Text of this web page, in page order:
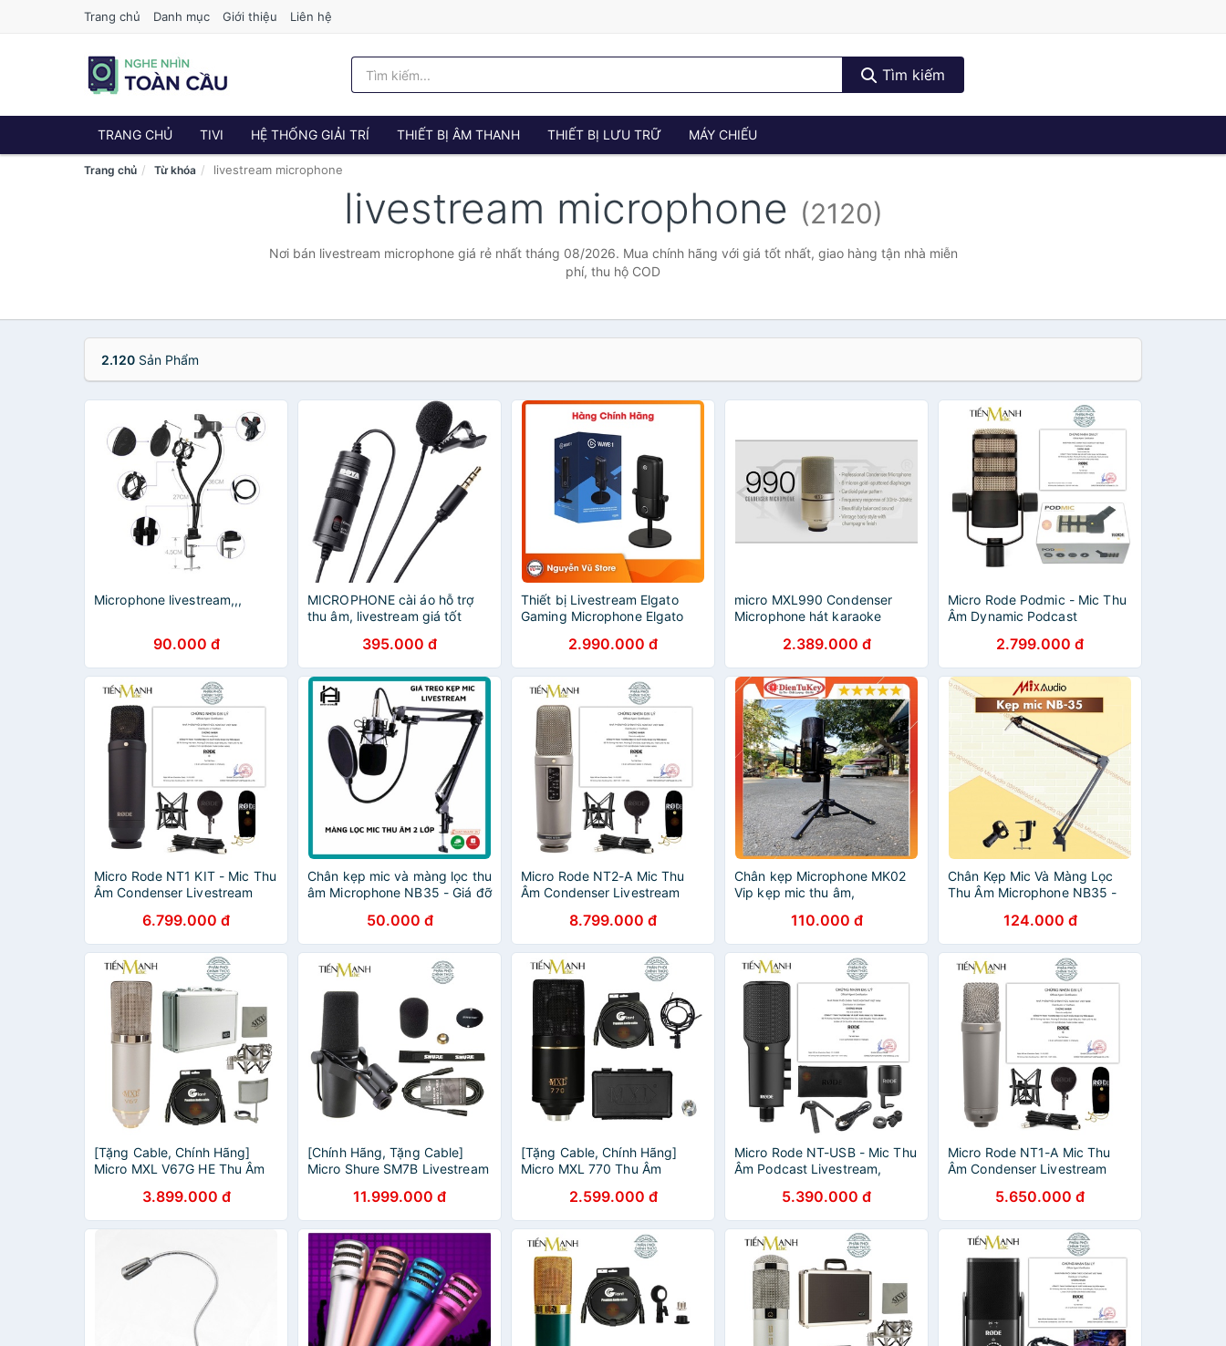
Trang chủ Danh mục Giới thiệu Liên hệ
Tìm kiếm
TRANG CHỦ TIVI HỆ THỐNG GIẢI TRÍ THIẾT BỊ ÂM THANH THIẾT BỊ LƯU TRỮ MÁY CHIẾU
Trang chủ Từ khóa livestream microphone
livestream microphone (2120)
Nơi bán livestream microphone giá rẻ nhất tháng 08/2026. Mua chính hãng với giá tốt nhất, giao hàng tận nhà miễn
phí, thu hộ COD
2.120 Sản Phẩm
Microphone livestream,,,
90.000 đ
MICROPHONE cài áo hỗ trợ
thu âm, livestream giá tốt
395.000 đ
Thiết bị Livestream Elgato
Gaming Microphone Elgato
2.990.000 đ
micro MXL990 Condenser
Microphone hát karaoke
bảo hành 12 tháng
2.389.000 đ
Micro Rode Podmic - Mic Thu
Âm Dynamic Podcast
Microphone Pod mic
2.799.000 đ
Micro Rode NT1 KIT - Mic Thu
Âm Condenser Livestream
Nghiệp Microphone Cardioid
NT1KIT
6.799.000 đ
Chân kẹp mic và màng lọc thu
âm Microphone NB35 - Giá đỡ
50.000 đ
Micro Rode NT2-A Mic Thu
Âm Condenser Livestream
Nghiệp NT2 Microphone
NT2A
8.799.000 đ
Chân kẹp Microphone MK02
Vip kẹp mic thu âm,
bàn loại cao cấp
110.000 đ
Chân Kẹp Mic Và Màng Lọc
Thu Âm Microphone NB35 -
Livestream124.000 đ
[Tặng Cable, Chính Hãng]
Micro MXL V67G HE Thu Âm
MXLV67G Heritage Edition
Microphone V67
3.899.000 đ
[Chính Hãng, Tặng Cable]
Micro Shure SM7B Livestream
Thu Studio Microphone Biểu
Diễn
11.999.000 đ
[Tặng Cable, Chính Hãng]
Micro MXL 770 Thu Âm
Phòng Thu Studio MXL770
Microphone Cardioid
2.599.000 đ
Micro Rode NT-USB - Mic Thu
Âm Podcast Livestream,
Microphone Phòng Thu Studio
NT USB
5.390.000 đ
Micro Rode NT1-A Mic Thu
Âm Condenser Livestream
Nghiệp NT1 Microphone
Cardioid NT1A
5.650.000 đ